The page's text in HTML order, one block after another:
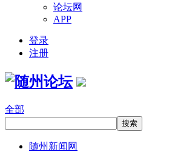
论坛网
APP
登录
注册
全部
随州新闻网